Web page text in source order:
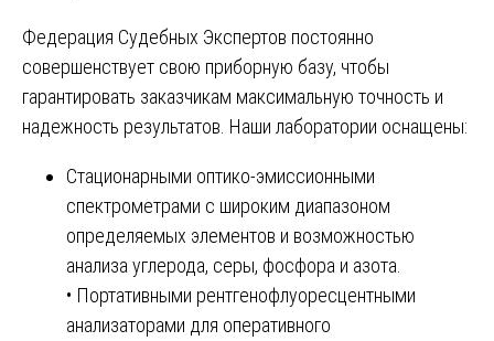
Федерация Судебных Экспертов постоянно
совершенствует свою приборную базу, чтобы
гарантировать заказчикам максимальную точность и
надежность результатов. Наши лаборатории оснащены:
Стационарными оптико-эмиссионными
спектрометрами с широким диапазоном
определяемых элементов и возможностью
анализа углерода, серы, фосфора и азота.
• Портативными рентгенофлуоресцентными
анализаторами для оперативного